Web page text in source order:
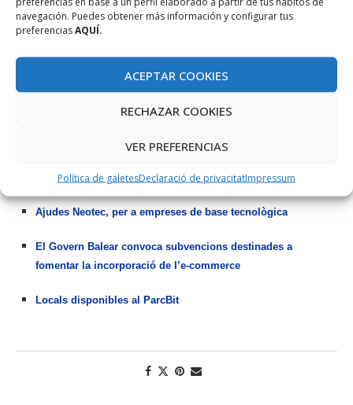
navegación. Puedes obtener más información y configurar tus
preferenciasAQUÍ.
ACEPTAR COOKIES
RECHAZAR COOKIES
VER PREFERENCIAS
Política de galetesDeclaració de privacitatImpressum
Programa European Research Council
Jornades de màrqueting digital i internacionalització
la teva pime
Ajudes Neotec, per a empreses de base tecnològica
El Govern Balear convoca subvencions destinades a
fomentar la incorporació de l’e-commerce
Locals disponibles al ParcBit